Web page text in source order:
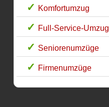
Komfortumzug
Full-Service-Umzug
Seniorenumzüge
Firmenumzüge